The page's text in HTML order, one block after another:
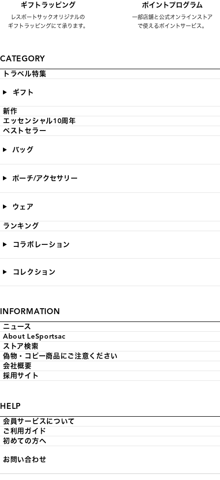
ギフトラッピング
レスポートサックオリジナルの
ギフトラッピングにて承ります。
ポイントプログラム
一部店舗と公式オンラインストア
で使えるポイントサービス。
CATEGORY
トラベル特集
ギフト
新作
エッセンシャル10周年
ベストセラー
バッグ
ポーチ/アクセサリー
ウェア
ランキング
コラボレーション
コレクション
INFORMATION
ニュース
About LeSportsac
ストア検索
偽物・コピー商品にご注意ください
会社概要
採用サイト
HELP
会員サービスについて
ご利用ガイド
初めての方へ
お問い合わせ